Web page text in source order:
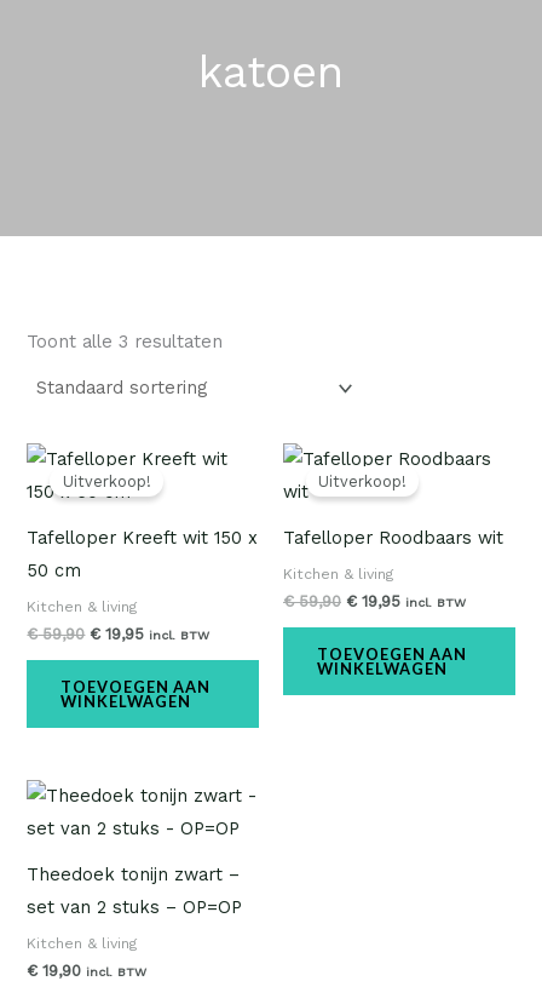
katoen
Toont alle 3 resultaten
Uitverkoop!
Tafelloper Kreeft wit 150 x
50 cm
Kitchen & living
€59,90
Oorspronkelijke
prijs
was:
€19,95
Huidige
prijs
is:
incl. BTW
TOEVOEGEN AAN
WINKELWAGEN
Uitverkoop!
Tafelloper Roodbaars wit
Kitchen & living
€59,90
Oorspronkelijke
prijs
was:
€19,95
Huidige
prijs
is:
incl. BTW
TOEVOEGEN AAN
WINKELWAGEN
Theedoek tonijn zwart –
set van 2 stuks – OP=OP
Kitchen & living
€19,90 incl. BTW